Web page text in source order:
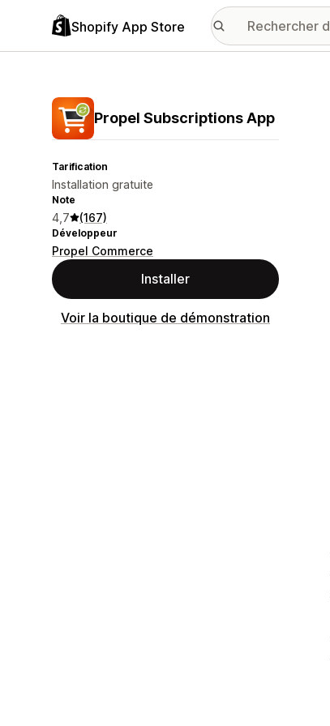
Shopify App Store
Propel Subscriptions App
Tarification
Installation gratuite
Note
4,7 (167)
Développeur
Propel Commerce
Installer
Voir la boutique de démonstration